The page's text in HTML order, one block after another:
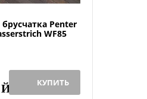
Penter
WF85
КУПИТЬ